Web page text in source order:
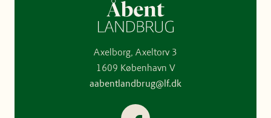
Axelborg, Axeltorv 3
1609 København V
aabentlandbrug@lf.dk